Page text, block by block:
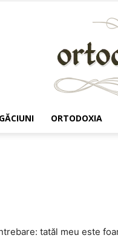
ORTODOXIA
tatăl meu este